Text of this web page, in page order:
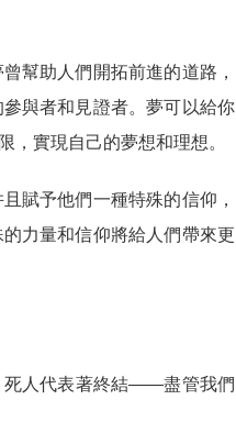
幫助人們開拓前進的道路，
與者和見證者。夢可以給你
，實現自己的夢想和理想。
賦予他們一種特殊的信仰，
力量和信仰將給人們帶來更
死人代表著終結——盡管我們